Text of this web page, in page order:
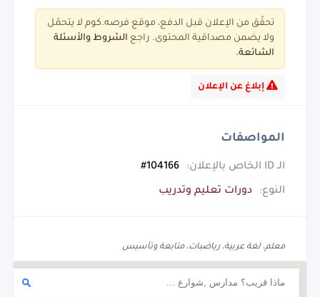
تحقّق من الإعلان قبل الدفع، موقع فرصه.كوم لا يتحمّل
ولا يضمن مصداقية المحتوى. راجع الشروط والأسئلة
الشائعة.
إبلاغ عن الإعلان
المواصفات
الـ ID الخاص بالإعلان: 104166#
النوع: دورات تعليم وتدريب
معلم، لغة عربية، رياضبات، متابعة وتأسيس